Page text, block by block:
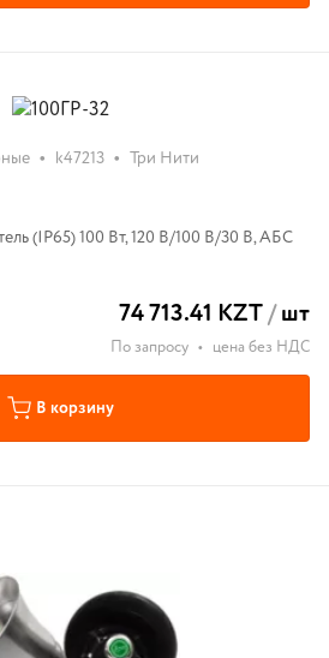
• k47213 • Три Нити
(IP65) 100 Вт, 120 В/100 В/30 В, АБС
74 713.41 KZT/шт
По запросу • цена без НДС
В корзину